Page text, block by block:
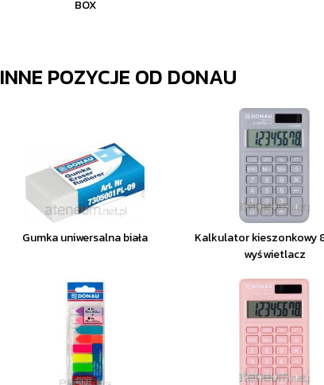
BOX
INNE POZYCJE OD DONAU
Gumka uniwersalna biała
Kalkulator kieszonkowy
wyświetlacz